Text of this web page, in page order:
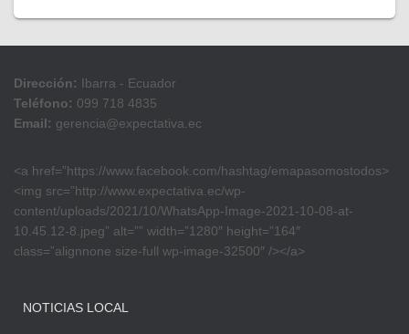
Dirección: Ibarra - Ecuador
Teléfono: 099 718 4835
Email: gerencia@expectativa.ec
<a href=”https://www.facebook.com/hashtag/emapasomostodos>
<img src=”http://www.expectativa.ec/wp-
content/uploads/2021/10/WhatsApp-Image-2021-10-08-at-
10.45.12-8.jpeg” alt=”” width=”1280″ height=”164″
class=”alignnone size-full wp-image-32500″ /></a>
NOTICIAS LOCAL